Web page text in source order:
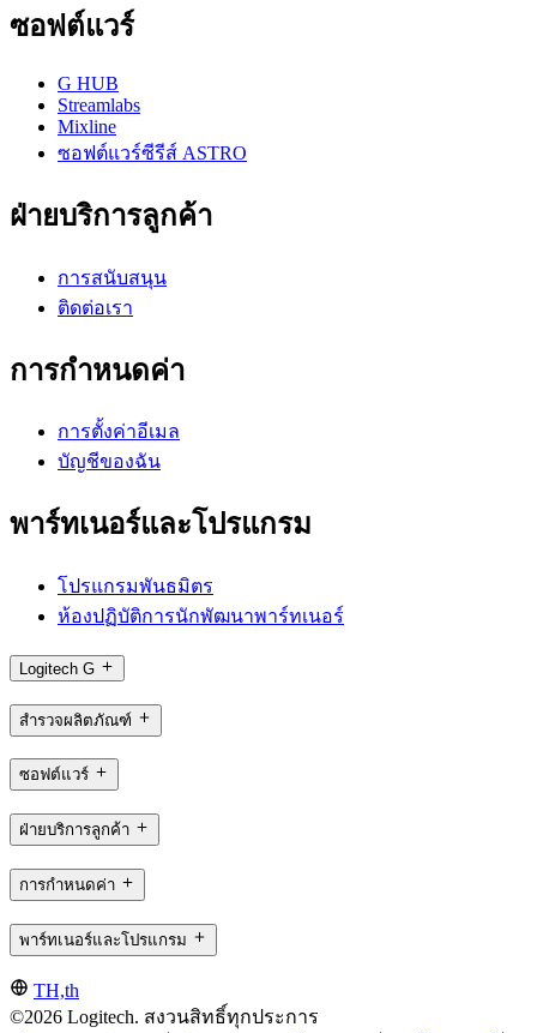
ซอฟต์แวร์
G HUB
Streamlabs
Mixline
ซอฟต์แวร์ซีรีส์ ASTRO
ฝ่ายบริการลูกค้า
การสนับสนุน
ติดต่อเรา
การกำหนดค่า
การตั้งค่าอีเมล
บัญชีของฉัน
พาร์ทเนอร์และโปรแกรม
โปรแกรมพันธมิตร
ห้องปฏิบัติการนักพัฒนาพาร์ทเนอร์
Logitech G
สำรวจผลิตภัณฑ์
ซอฟต์แวร์
ฝ่ายบริการลูกค้า
การกำหนดค่า
พาร์ทเนอร์และโปรแกรม
TH,th
©2026 Logitech. สงวนสิทธิ์ทุกประการ